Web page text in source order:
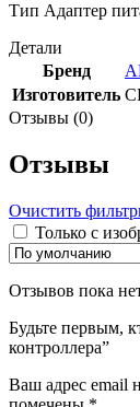
Тип Адаптер
Детали
Бренд
Изготовитель
Отзывы (0)
Отзывы
Очистить
Только с
Отзывов пока
Будьте первым,
контроллера”
Ваш адрес email